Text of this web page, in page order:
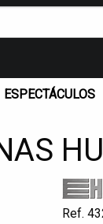
ESPECTÁCULOS
Ref.